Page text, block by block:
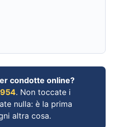
condotte online?
. Non toccate i
nulla: è la prima
altra cosa.